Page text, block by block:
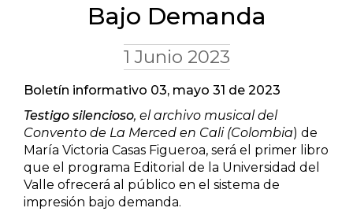
Ciencia política
Ciencias Sociales
Conflicto Armado
Bajo Demanda
1 Junio 2023
Boletín informativo 03, mayo 31 de 2023
Testigo silencioso, el archivo musical del
Convento de La Merced en Cali (Colombia) de
María Victoria Casas Figueroa, será el primer libro
que el programa Editorial de la Universidad del
Valle ofrecerá al público en el sistema de
impresión bajo demanda.